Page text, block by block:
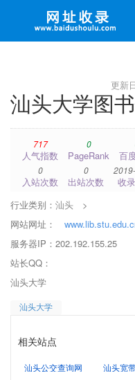
更新
汕头大学图
717
人气指数
0
PageRank 百
0
入站次数
0
出站次数
收
行业类别： 汕头
>
网站网址：
服务器IP：202.192.155.25
站长QQ：
汕头大学
汕头大学
相关站点
汕头公交查询网 汕头宽